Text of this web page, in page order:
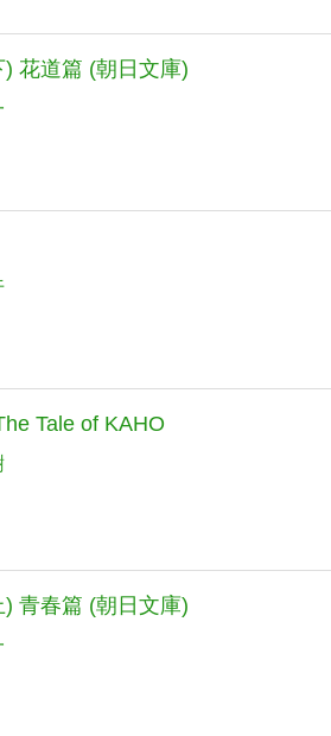
) 花道篇 (朝日文庫)
Tale of KAHO
) 青春篇 (朝日文庫)